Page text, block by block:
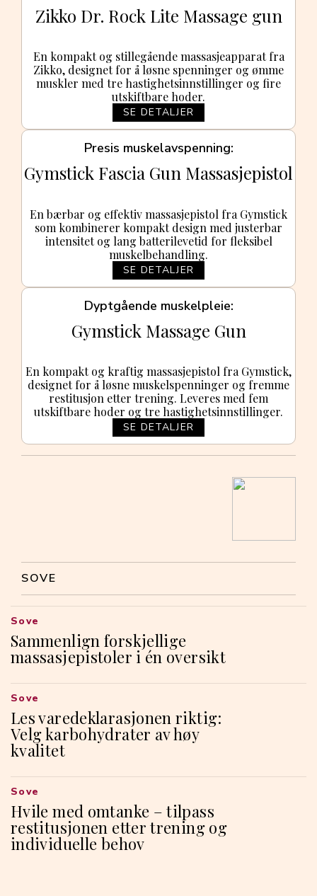
Zikko Dr. Rock Lite Massage gun
En kompakt og stillegående massasjeapparat fra
Zikko, designet for å løsne spenninger og ømme
muskler med tre hastighetsinnstillinger og fire
utskiftbare hoder.
SE DETALJER
Presis muskelavspenning
Gymstick Fascia Gun Massasje­pistol
En bærbar og effektiv massasje­pistol fra Gymstick
som kombinerer kompakt design med justerbar
intensitet og lang batterilevetid for fleksibel
muskelbehandling.
SE DETALJER
Dyptgående muskelpleie
Gymstick Massage Gun
En kompakt og kraftig massasjepistol fra Gymstick,
designet for å løsne muskelspenninger og fremme
restitusjon etter trening. Leveres med fem
utskiftbare hoder og tre hastighetsinnstillinger.
SE DETALJER
SOVE
Sammenlign forskjellige
massasjepistoler i én oversikt
Sove
Les varedeklarasjonen riktig:
Velg karbohydrater av høy
kvalitet
Sove
Hvile med omtanke – tilpass
restitusjonen etter trening og
individuelle behov
Sove